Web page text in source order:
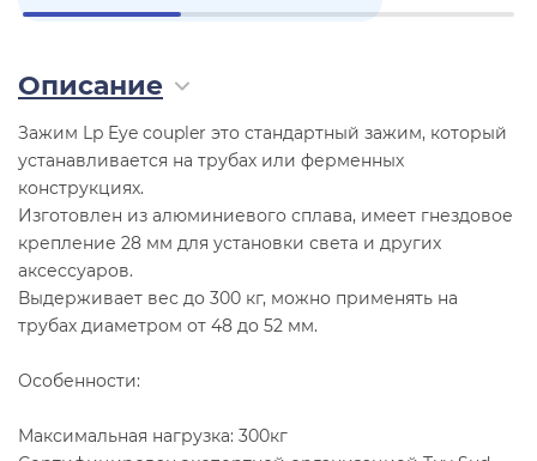
Описание
Зажим Lp Eye coupler это стандартный зажим, который
устанавливается на трубах или ферменных
конструкциях.
Изготовлен из алюминиевого сплава, имеет гнездовое
крепление 28 мм для установки света и других
аксессуаров.
Выдерживает вес до 300 кг, можно применять на
трубах диаметром от 48 до 52 мм.
Особенности:
Максимальная нагрузка: 300кг